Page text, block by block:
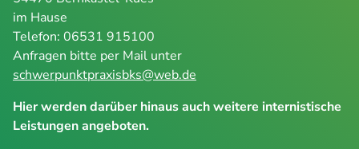
im Hause
Telefon: 06531 915100
Anfragen bitte per Mail unter
schwerpunktpraxisbks@web.de
Hier werden darüber hinaus auch weitere internistische
Leistungen angeboten.